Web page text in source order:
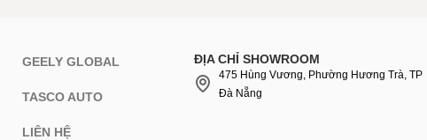
GEELY GLOBAL
TASCO AUTO
LIÊN HỆ
ĐỊA CHỈ SHOWROOM
475 Hùng Vương, Phường Hương Trà, TP
Đà Nẵng